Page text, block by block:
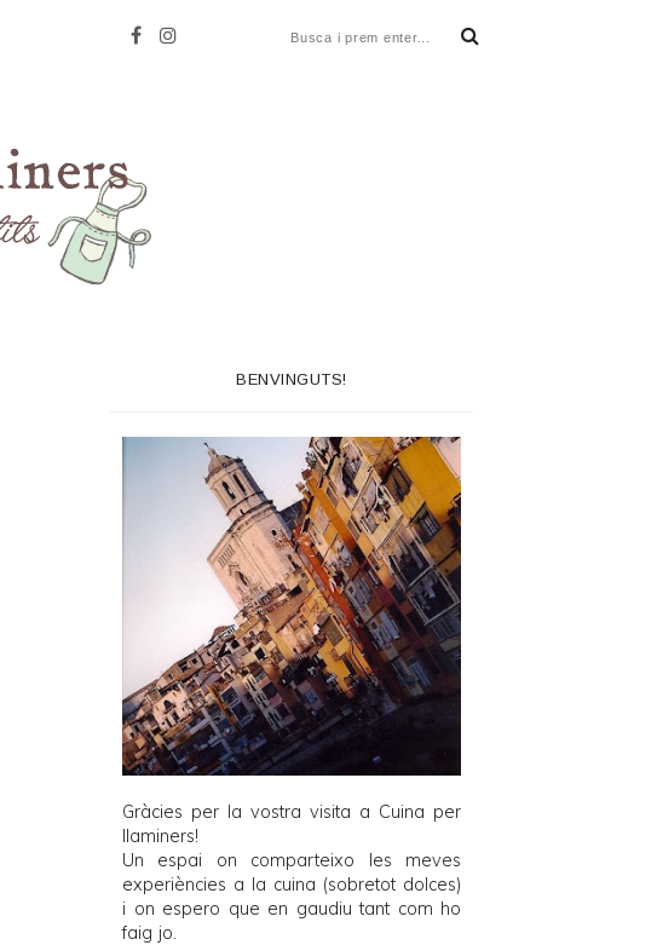
BENVINGUTS!
Gràcies per la vostra visita a Cuina per
llaminers!
Un espai on comparteixo les meves
experiències a la cuina (sobretot dolces)
i on espero que en gaudiu tant com ho
faig jo.